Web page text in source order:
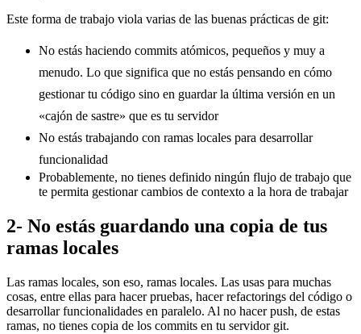
Este forma de trabajo viola varias de las buenas prácticas de git:
No estás haciendo commits atómicos, pequeños y muy a
menudo. Lo que significa que no estás pensando en cómo
gestionar tu código sino en guardar la última versión en un
«cajón de sastre» que es tu servidor
No estás trabajando con ramas locales para desarrollar
funcionalidad
Probablemente, no tienes definido ningún flujo de trabajo que
te permita gestionar cambios de contexto a la hora de trabajar
2- No estás guardando una copia de tus
ramas locales
Las ramas locales, son eso, ramas locales. Las usas para muchas
cosas, entre ellas para hacer pruebas, hacer refactorings del código o
desarrollar funcionalidades en paralelo. Al no hacer push, de estas
ramas, no tienes copia de los commits en tu servidor git.